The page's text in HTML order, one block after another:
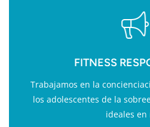
FITNESS
Trabajamos en la
los adolescentes de la
ideales en